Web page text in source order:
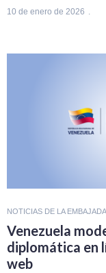
10 de enero de 2026
NOTICIAS DE LA EMBAJADA
Venezuela
diplomática en
web